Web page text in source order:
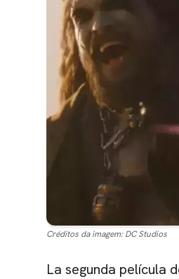
Créditos da imagem: DC Studios
La segunda película